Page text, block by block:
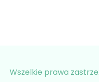
Wszelkie prawa